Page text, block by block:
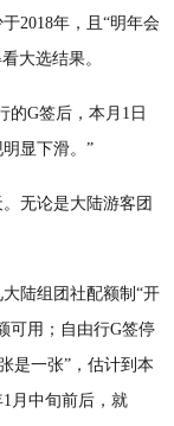
2018年，且“明年会
大选结果。
的G签后，本月1日
显下滑。”
无论是大陆游客团
陆组团社配额制“开
可用；自由行G签停
是一张”，估计到本
月中旬前后，就